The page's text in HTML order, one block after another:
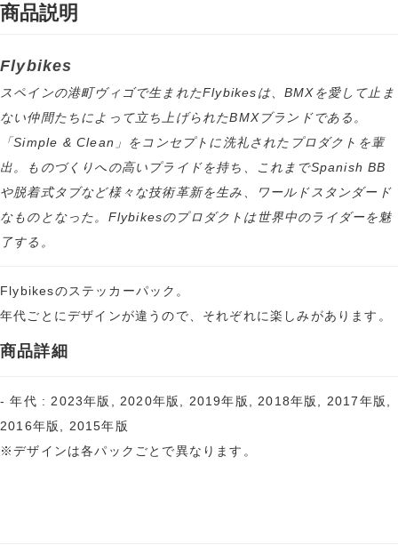
商品説明
Flybikes
スペインの港町ヴィゴで生まれたFlybikesは、BMXを愛して止ま
ない仲間たちによって立ち上げられたBMXブランドである。
「Simple & Clean」をコンセプトに洗礼されたプロダクトを輩
出。ものづくりへの高いプライドを持ち、これまでSpanish BB
や脱着式タブなど様々な技術革新を生み、ワールドスタンダード
なものとなった。Flybikesのプロダクトは世界中のライダーを魅
了する。
Flybikesのステッカーパック。
年代ごとにデザインが違うので、それぞれに楽しみがあります。
商品詳細
- 年代 : 2023年版, 2020年版, 2019年版, 2018年版, 2017年版,
2016年版, 2015年版
※デザインは各パックごとで異なります。